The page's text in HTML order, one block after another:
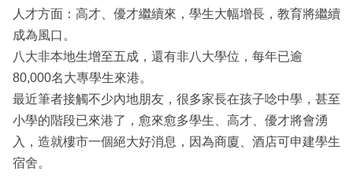
人才方面：高才、優才繼續來，學生大幅增長，教育將繼續
成為風口。
八大非本地生增至五成，還有非八大學位，每年已逾
80,000名大專學生來港。
最近筆者接觸不少內地朋友，很多家長在孩子唸中學，甚至
小學的階段已來港了，愈來愈多學生、高才、優才將會湧
入，造就樓市一個絕大好消息，因為商廈、酒店可申建學生
宿舍。